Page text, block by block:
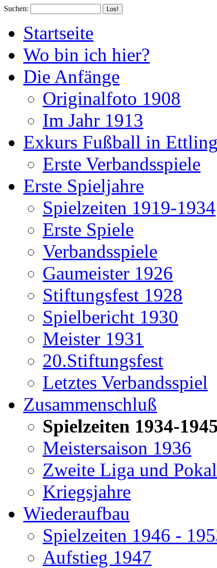
Suchen:
Startseite
Wo bin ich hier?
Die Anfänge
Originalfoto 1908
Im Jahr 1913
Exkurs Fußball in
Erste Verbandsspiele
Erste Spieljahre
Spielzeiten 1919-1934
Erste Spiele
Verbandsspiele
Gaumeister 1926
Stiftungsfest 1928
Spielbericht 1930
Meister 1931
20.Stiftungsfest
Letztes Verbandsspiel
Zusammenschluß
Spielzeiten 1934-
Meistersaison 1936
Zweite Liga und
Kriegsjahre
Wiederaufbau
Spielzeiten 1946 -
Aufstieg 1947